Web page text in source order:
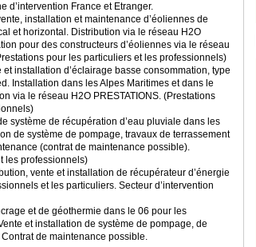
d’intervention France et Etranger.
installation et maintenance d’éoliennes de
et horizontal. Distribution via le réseau H2O
pour des constructeurs d’éoliennes via le réseau
pour les particuliers et les professionnels)
installation d’éclairage basse consommation, type
Installation dans les Alpes Maritimes et dans le
via le réseau H2O PRESTATIONS. (Prestations
système de récupération d’eau pluviale dans les
de système de pompage, travaux de terrassement
(contrat de maintenance possible).
les professionnels)
vente et installation de récupérateur d’énergie
et les particuliers. Secteur d’intervention
et de géothermie dans le 06 pour les
et installation de système de pompage, de
de maintenance possible.